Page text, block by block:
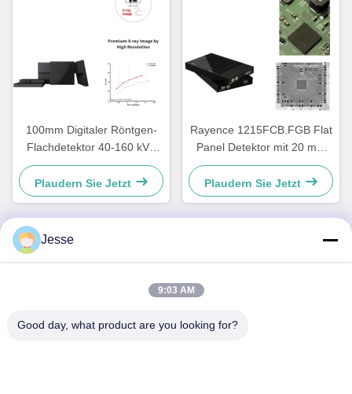
100mm Digitaler Röntgen-
Flachdetektor 40-160 kVp
Rayence MIDAS 2121
Plaudern Sie Jetzt
Rayence 1215FCB.FGB Flat
Panel Detektor mit 20 mm
Ausgangsbilddurchmesser
Plaudern Sie Jetzt
5F,B3, Anda Electronics Industrial Factory, Heping
Jesse
9:03 AM
Good day, what product are you looking for?